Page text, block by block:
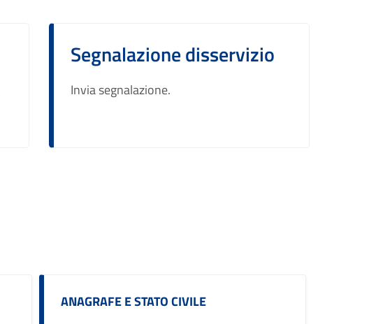
Segnalazione disservizio
Invia segnalazione.
Categoria:
ANAGRAFE E STATO CIVILE